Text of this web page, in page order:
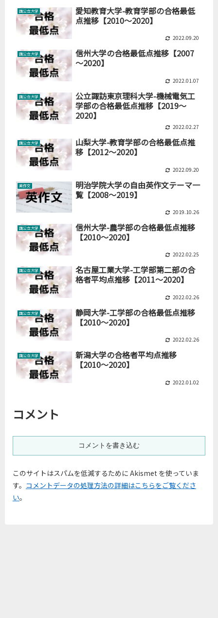
国公立大学
愛知教育大学-教育学部の合格最低
点推移【2010～2020】
2022.09.20
国公立大学
信州大学の合格最低点推移【2007
～2020】
2022.01.07
国公立大学
公立諏訪東京理科大学-機械電気工
学部の合格最低点推移【2019～
2020】
2022.02.27
国公立大学
山梨大学-教育学部の合格最低点推
移【2012～2020】
2022.09.20
英作文
明治学院大学の自由英作文テーマ一
覧【2008～2019】
2019.10.26
国公立大学
信州大学-農学部の合格最低点推移
【2010～2020】
2022.02.25
国公立大学
名古屋工業大学-工学部第二部の合
格者平均点推移【2011～2020】
2022.02.26
国公立大学
静岡大学-工学部の合格最低点推移
【2010～2020】
2022.02.26
国公立大学
新潟大学の合格者平均点推移
【2010～2020】
2022.01.02
コメント
コメントを書き込む
このサイトはスパムを低減するために Akismet を使っていま
す。 コメントデータの処理方法の詳細はこちらをご覧くださ
い。